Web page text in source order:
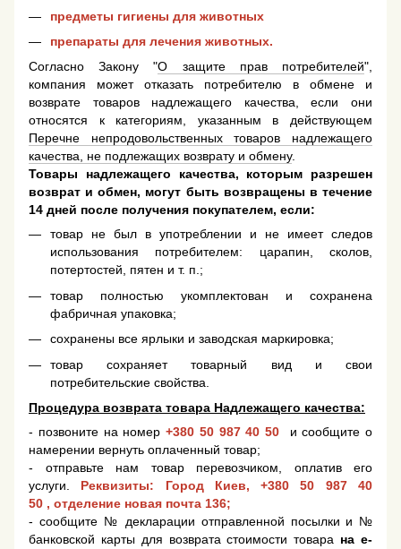
предметы гигиены для животных
препараты для лечения животных.
Согласно Закону "О защите прав потребителей",
компания может отказать потребителю в обмене и
возврате товаров надлежащего качества, если они
относятся к категориям, указанным в действующем
Перечне непродовольственных товаров надлежащего
качества, не подлежащих возврату и обмену.
Товары надлежащего качества, которым разрешен
возврат и обмен, могут быть возвращены в течение
14 дней после получения покупателем, если:
товар не был в употреблении и не имеет следов
использования потребителем: царапин, сколов,
потертостей, пятен и т. п.;
товар полностью укомплектован и сохранена
фабричная упаковка;
сохранены все ярлыки и заводская маркировка;
товар сохраняет товарный вид и свои
потребительские свойства.
Процедура возврата товара Надлежащего качества:
- позвоните на номер +380 50 987 40 50
и сообщите о
намерении вернуть оплаченный товар;
- отправьте нам товар перевозчиком, оплатив его
услуги. Реквизиты: Город Киев,+380 50 987 40
50 , отделение новая почта 136;
- сообщите № декларации отправленной посылки и №
банковской карты для возврата стоимости товара на e-